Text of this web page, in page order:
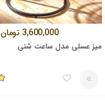
3,600,000 تومان
میز عسلی مدل ساعت شنی